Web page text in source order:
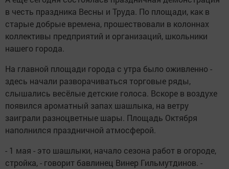
в честь праздника Весны и Труда. По площади, как в
старые добрые времена, прошествовали в колоннах
коллективы предприятий и организаций, школьники
нашего города.
На главной площади города с утра было оживленно -
здесь начали разворачиваться торговые ряды,
слышались весёлые детские голоса. Вскоре в воздухе
появился ароматный запах шашлыка, на ветру
заиграли разноцветные шары. Площадь Октября
наполнился праздничной атмосферой.
- 1 мая - это шашлыки, начало сезона работ в огороде,
стройка, - говорит бавлинец Винер Гильмутдинов. -